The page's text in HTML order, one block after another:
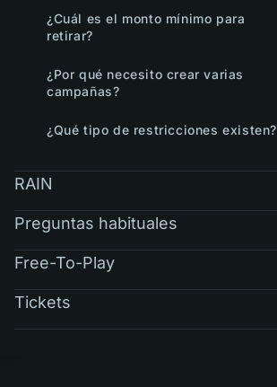
¿Cuál es el monto mínimo para
retirar?
¿Por qué necesito crear varias
campañas?
¿Qué tipo de restricciones existen?
RAIN
Preguntas habituales
Free-To-Play
Tickets